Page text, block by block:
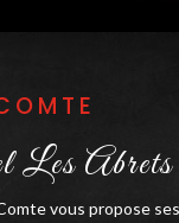
Les Abrets
vous propose